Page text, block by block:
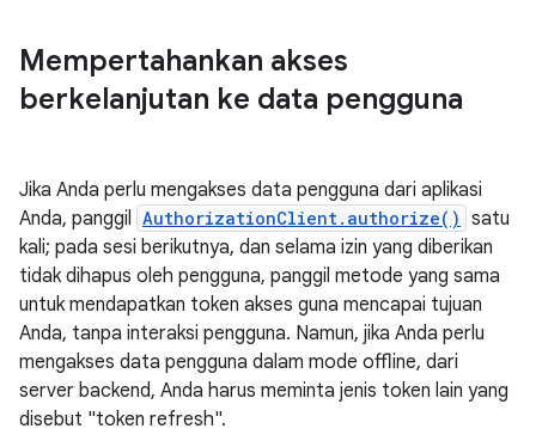
Mempertahankan akses
berkelanjutan ke data pengguna
Jika Anda perlu mengakses data pengguna dari aplikasi
Anda, panggil AuthorizationClient.authorize() satu
kali; pada sesi berikutnya, dan selama izin yang diberikan
tidak dihapus oleh pengguna, panggil metode yang sama
untuk mendapatkan token akses guna mencapai tujuan
Anda, tanpa interaksi pengguna. Namun, jika Anda perlu
mengakses data pengguna dalam mode offline, dari
server backend, Anda harus meminta jenis token lain yang
disebut "token refresh".